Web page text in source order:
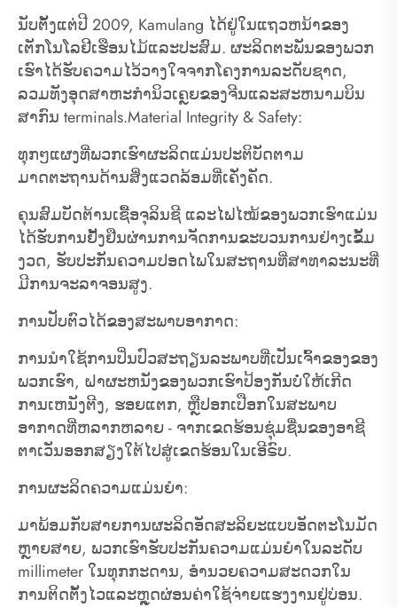
ນັບຕັ້ງແຕ່ປີ 2009, Kamulang ໄດ້ຢູ່ໃນແຖວຫນ້າຂອງ
ເຕັກໂນໂລຢີເຮືອນໄມ້ແລະປະສົມ. ຜະລິດຕະພັນຂອງພວກ
ເຮົາໄດ້ຮັບຄວາມໄວ້ວາງໃຈຈາກໂຄງການລະດັບຊາດ,
ລວມທັງອຸດສາຫະກໍານິວເຄຼຍຂອງຈີນແລະສະຫນາມບິນ
ສາກົນ terminals.Material Integrity & Safety:
ທຸກໆແຜງທີ່ພວກເຮົາຜະລິດແມ່ນປະຕິບັດຕາມ
ມາດຕະຖານດ້ານສິ່ງແວດລ້ອມທີ່ເຄັ່ງຄັດ.
ຄຸນສົມບັດຕ້ານເຊື້ອຈຸລິນຊີ ແລະໄຟໄໝ້ຂອງພວກເຮົາແມ່ນ
ໄດ້ຮັບການຢັ້ງຢືນຜ່ານການຈັດການຂະບວນການຢ່າງເຂັ້ມ
ງວດ, ຮັບປະກັນຄວາມປອດໄພໃນສະຖານທີ່ສາທາລະນະທີ່
ມີການຈະລາຈອນສູງ.
ການປັບຕົວໄດ້ຂອງສະພາບອາກາດ:
ການນໍາໃຊ້ການປິ່ນປົວສະຖຽນລະພາບທີ່ເປັນເຈົ້າຂອງຂອງ
ພວກເຮົາ, ຝາຜະຫນັງຂອງພວກເຮົາປ້ອງກັນບໍ່ໃຫ້ເກີດ
ການເຫນັງຕີງ, ຮອຍແຕກ, ຫຼືປອກເປືອກໃນສະພາບ
ອາກາດທີ່ຫລາກຫລາຍ - ຈາກເຂດຮ້ອນຊຸ່ມຊື່ນຂອງອາຊີ
ຕາເວັນອອກສຽງໃຕ້ໄປສູ່ເຂດຮ້ອນໃນເອີຣົບ.
ການຜະລິດຄວາມແມ່ນຍໍາ:
ມາພ້ອມກັບສາຍການຜະລິດອັດສະລິຍະແບບອັດຕະໂນມັດ
ຫຼາຍສາຍ, ພວກເຮົາຮັບປະກັນຄວາມແມ່ນຍໍາໃນລະດັບ
millimeter ໃນທຸກກະດານ, ອໍານວຍຄວາມສະດວກໃນ
ການຕິດຕັ້ງໄວແລະຫຼຸດຜ່ອນຄ່າໃຊ້ຈ່າຍແຮງງານຢູ່ບ່ອນ.